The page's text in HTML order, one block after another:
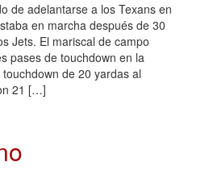
de adelantarse a los Texans en
en marcha después de 30
Jets. El mariscal de campo
pases de touchdown en la
de 20 yardas al
21 […]